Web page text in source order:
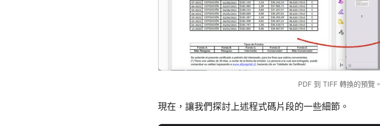
PDF 到 TIFF 轉換的預覽。
現在，讓我們探討上述程式碼片段的一些細節。